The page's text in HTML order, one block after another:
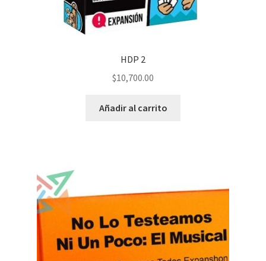
HDP 2
$10,700.00
Añadir al carrito